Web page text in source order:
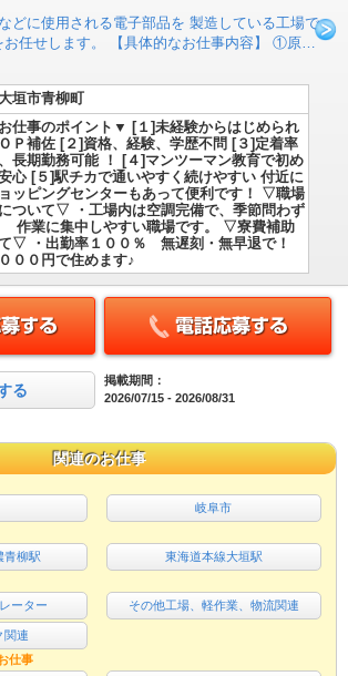
どに使用される電子部品を 製造している工場で
お任せします。 【具体的なお仕事内容】 ①原…
垣市青柳町
仕事のポイント▼ [１]未経験からはじめられ
Ｐ補佐 [２]資格、経験、学歴不問 [３]定着率
長期勤務可能 ！ [４]マンツーマン教育で初め
心 [５]駅チカで通いやすく続けやすい 付近に
ッピングセンターもあって便利です！ ▽職場
ついて▽ ・工場内は空調完備で、季節問わず
作業に集中しやすい職場です。 ▽寮費補助
▽ ・出勤率１００％ 無遅刻・無早退で！
００円で住めます♪
る
掲載期間：
2026/07/15 - 2026/08/31
関連のお仕事
岐阜市
青柳駅
東海道本線大垣駅
ーター
その他工場、軽作業、物流関連
関連
仕事